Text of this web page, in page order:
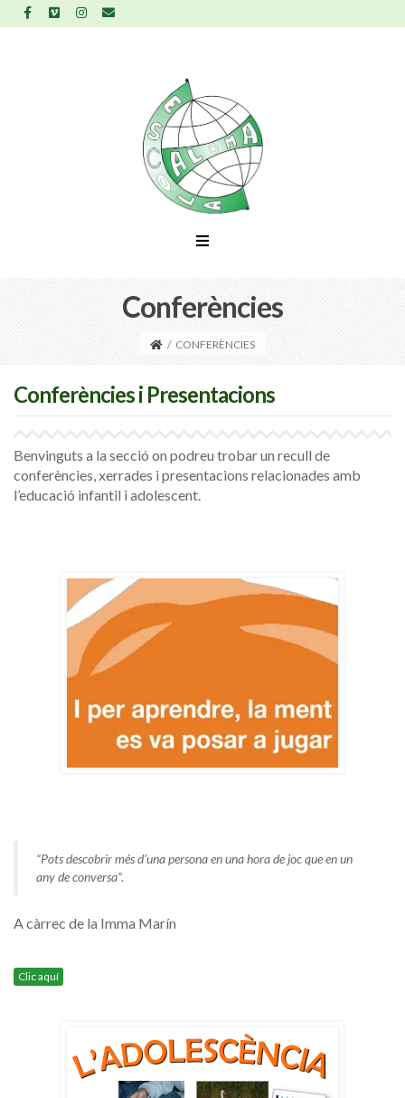
Conferències
/ CONFERÈNCIES
Conferències i Presentacions
Benvinguts a la secció on podreu trobar un recull de
conferències, xerrades i presentacions relacionades amb
l’educació infantil i adolescent.
“Pots descobrir més d’una persona en una hora de joc que en un
any de conversa”.
A càrrec de la Imma Marín
Clic aquí